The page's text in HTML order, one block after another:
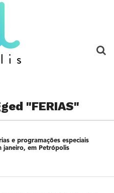
"FERIAS"
e programações especiais
janeiro, em Petrópolis